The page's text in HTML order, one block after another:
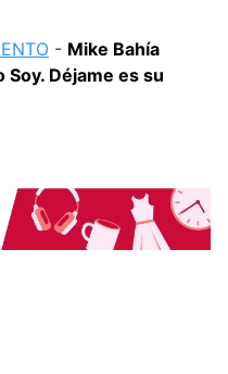
- Mike Bahía
Déjame es su